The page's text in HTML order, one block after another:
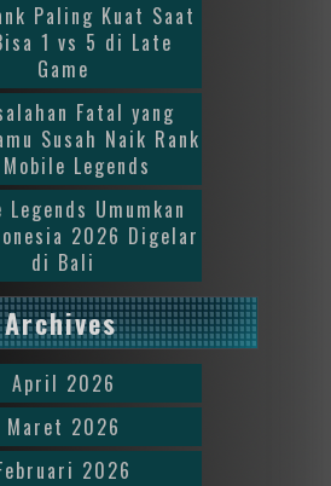
Paling Kuat Saat
1 vs 5 di Late
Game
Fatal yang
Susah Naik Rank
Legends
Legends Umumkan
2026 Digelar
di Bali
Archives
April 2026
Maret 2026
2026